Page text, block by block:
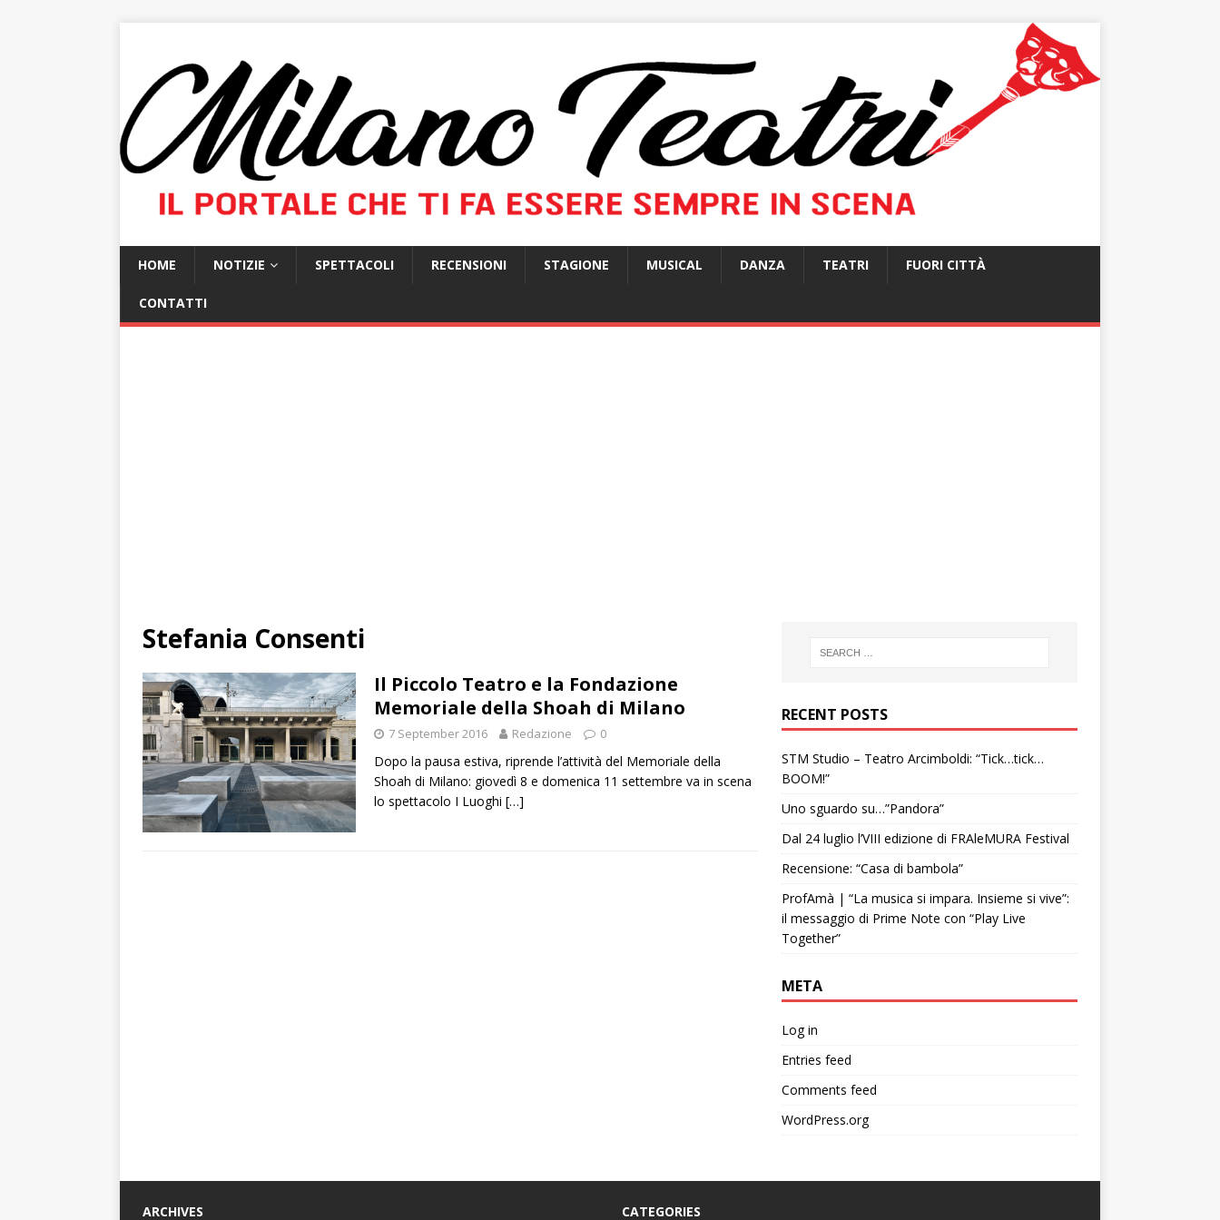
HOME NOTIZIE SPETTACOLI RECENSIONI STAGIONE MUSICAL DANZA TEATRI FUORI CITTÀ
CONTATTI
Stefania Consenti
Il Piccolo Teatro e la Fondazione
Memoriale della Shoah di Milano
7 September 2016 Redazione 0
Dopo la pausa estiva, riprende l’attività del Memoriale della
Shoah di Milano: giovedì 8 e domenica 11 settembre va in scena
lo spettacolo I Luoghi […]
RECENT POSTS
STM Studio – Teatro Arcimboldi: “Tick…tick…
BOOM!”
Uno sguardo su…”Pandora”
Dal 24 luglio l’VIII edizione di FRAleMURA Festival
Recensione: “Casa di bambola”
ProfAmà | “La musica si impara. Insieme si vive”:
il messaggio di Prime Note con “Play Live
Together”
META
Log in
Entries feed
Comments feed
WordPress.org
ARCHIVES CATEGORIES